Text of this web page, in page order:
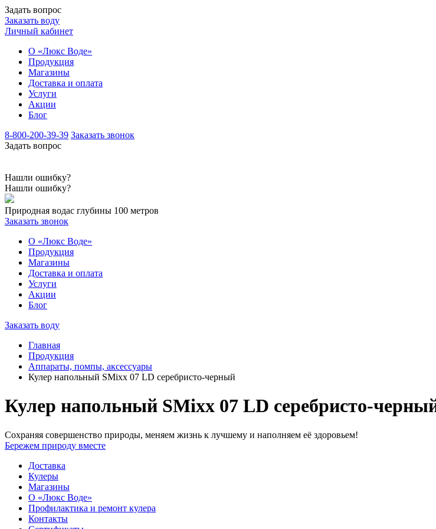
Задать вопрос
Заказать воду
Личный кабинет
О «Люкс Воде»
Продукция
Магазины
Доставка и оплата
Услуги
Акции
Блог
8-800-200-39-39 Заказать звонок
Задать вопрос
Нашли ошибку?
Нашли ошибку?
Природная водас глубины 100 метров
Заказать звонок
О «Люкс Воде»
Продукция
Магазины
Доставка и оплата
Услуги
Акции
Блог
Заказать воду
Главная
Продукция
Аппараты, помпы, аксессуары
Кулер напольный SMixx 07 LD серебристо-черный
Кулер напольный SMixx 07 LD серебристо-
Сохраняя совершенство природы, меняем жизнь к лучшему и наполняем её здоровьем!
Бережем природу вместе
Доставка
Кулеры
Магазины
О «Люкс Воде»
Профилактика и ремонт кулера
Контакты